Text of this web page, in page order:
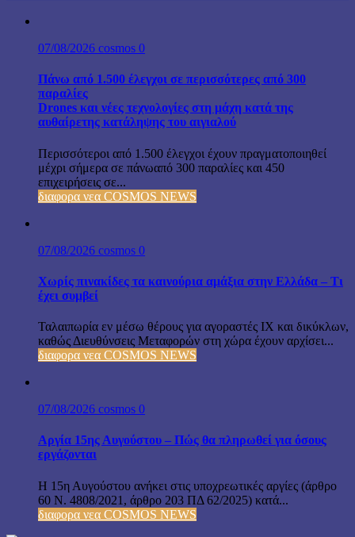
07/08/2026 cosmos 0
Πάνω από 1.500 έλεγχοι σε περισσότερες από 300
παραλίες
Drones και νέες τεχνολογίες στη μάχη κατά της
αυθαίρετης κατάληψης του αιγιαλού
Περισσότεροι από 1.500 έλεγχοι έχουν πραγματοποιηθεί
μέχρι σήμερα σε πάνωαπό 300 παραλίες και 450
επιχειρήσεις σε...
διαφορα νεα COSMOS NEWS
07/08/2026 cosmos 0
Χωρίς πινακίδες τα καινούρια αμάξια στην Ελλάδα – Τι
έχει συμβεί
Ταλαιπωρία εν μέσω θέρους για αγοραστές ΙΧ και δικύκλων,
καθώς Διευθύνσεις Μεταφορών στη χώρα έχουν αρχίσει...
διαφορα νεα COSMOS NEWS
07/08/2026 cosmos 0
Αργία 15ης Αυγούστου – Πώς θα πληρωθεί για όσους
εργάζονται
Η 15η Αυγούστου ανήκει στις υποχρεωτικές αργίες (άρθρο
60 Ν. 4808/2021, άρθρο 203 ΠΔ 62/2025) κατά...
διαφορα νεα COSMOS NEWS